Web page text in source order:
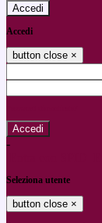
Accedi
Accedi
button close ×
-
Seleziona utente
button close ×